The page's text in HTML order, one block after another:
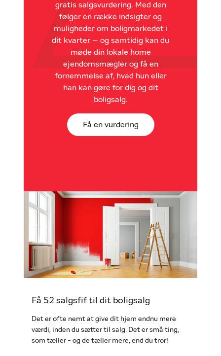
gratis salgsvurdering. Med den
følger en række indsigter og
muligheder om boligmarkedet i
dit kvarter – og samtidig kan du
møde din lokale home
ejendomsmægler og få en
fornemmelse af, hvad hun eller
han kan gøre for dig og dit
boligsalg.
Få en vurdering
Få 52 salgsfif til dit boligsalg
Det er ofte nemt at give dit hjem endnu mere
værdi, inden du sætter til salg. Det er små ting,
som tæller - og de tæller mere, end du tror!